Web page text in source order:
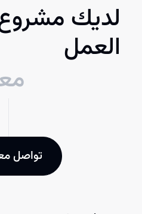
لديك
العمل
تواصل